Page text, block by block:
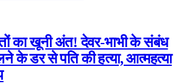
का खूनी अंत! देवर-भाभी के संबंध
के डर से पति की हत्या, आत्महत्या